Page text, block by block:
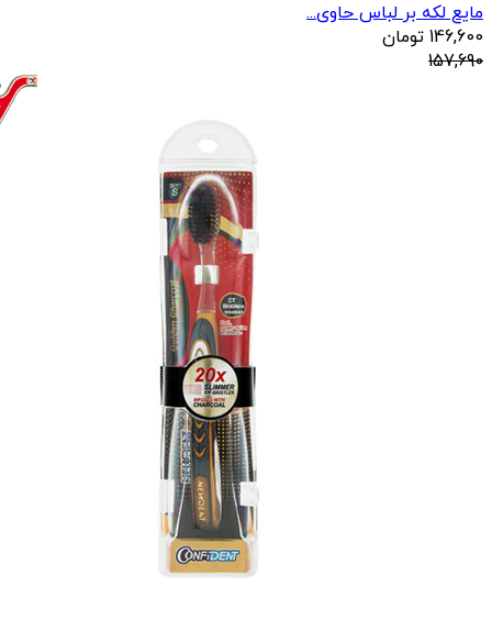
مایع لکه بر لباس حاوی...
146,600 تومان
157,690